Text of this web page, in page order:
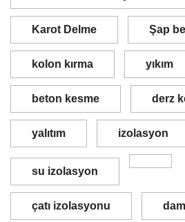
Karot Delme Şap
kolon kırma yıkım
beton kesme derz
yalıtım izolasyon
su izolasyon
çatı izolasyonu